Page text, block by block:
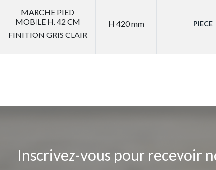
MARCHE PIED
MOBILE H. 42 CM
FINITION GRIS CLAIR
H 420 mm PIECE
Inscrivez-vous pour recevoir